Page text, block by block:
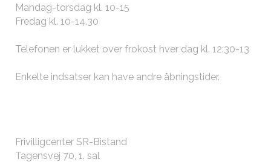
Mandag-torsdag kl. 10-15
Fredag kl. 10-14.30
Telefonen er lukket over frokost hver dag kl. 12:30-13
Enkelte indsatser kan have andre åbningstider.
Frivilligcenter SR-Bistand
Tagensvej 70, 1. sal